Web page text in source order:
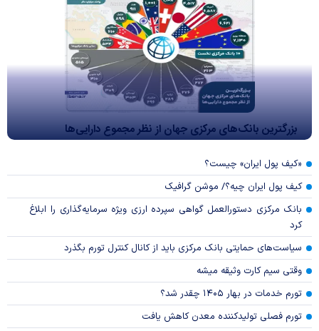
بزرگترین بانک‌های مرکزی جهان از نظر مجموع دارایی‌ها
«کیف پول ایران» چیست؟
کیف پول ایران چیه؟/ موشن گرافیک
بانک مرکزی دستورالعمل گواهی سپرده ارزی ویژه سرمایه‌گذاری را ابلاغ
کرد
سیاست‌های حمایتی بانک مرکزی باید از کانال کنترل تورم بگذرد
وقتی سیم کارت وثیقه میشه
تورم خدمات در بهار ۱۴۰۵ چقدر شد؟
تورم فصلی تولیدکننده معدن کاهش یافت